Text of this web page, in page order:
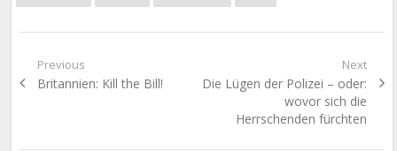
Beitragsnavigation
Previous
Previous
Britannien: Kill the Bill!
Next
Next
Die Lügen der Polizei – oder:
wovor sich die
Herrschenden fürchten